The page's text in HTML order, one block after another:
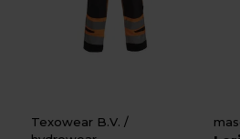
Texowear B.V. /